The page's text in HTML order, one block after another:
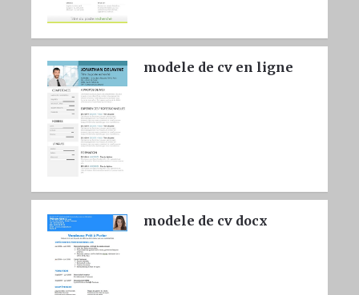
modele de cv en ligne
modele de cv docx